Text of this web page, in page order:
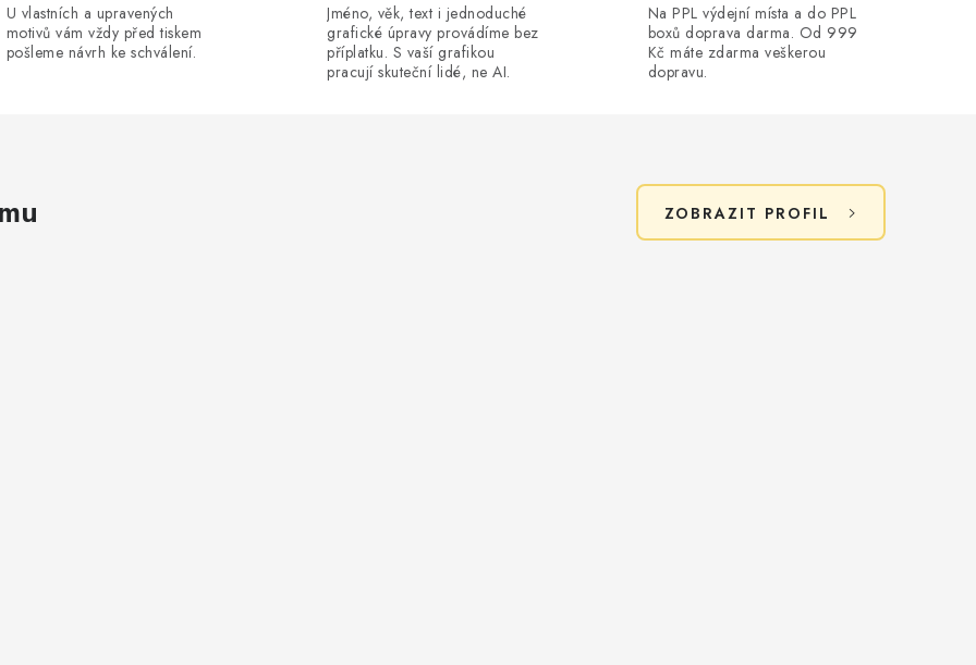
U vlastních a upravených
motivů vám vždy před tiskem
pošleme návrh ke schválení.
Jméno, věk, text i jednoduché
grafické úpravy provádíme bez
příplatku. S vaší grafikou
pracují skuteční lidé, ne AI.
Na PPL výdejní místa a do PPL
boxů doprava darma. Od 999
Kč máte zdarma veškerou
dopravu.
ZOBRAZIT PROFIL